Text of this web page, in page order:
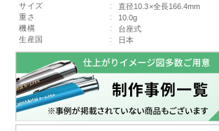
サイズ
:
直径10.3×全長166.4mm
重さ
:
10.0g
機構
:
台座式
生産国
: 日本